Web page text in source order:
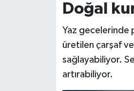
Doğal
Yaz gecelerinde
üretilen çarşaf
sağlayabiliyor.
artırabiliyor.